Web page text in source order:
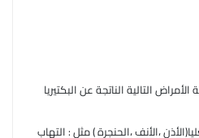
التالية الناتجة عن البكتيريا
،الأنف ،الحنجرة ) مثل : التهاب